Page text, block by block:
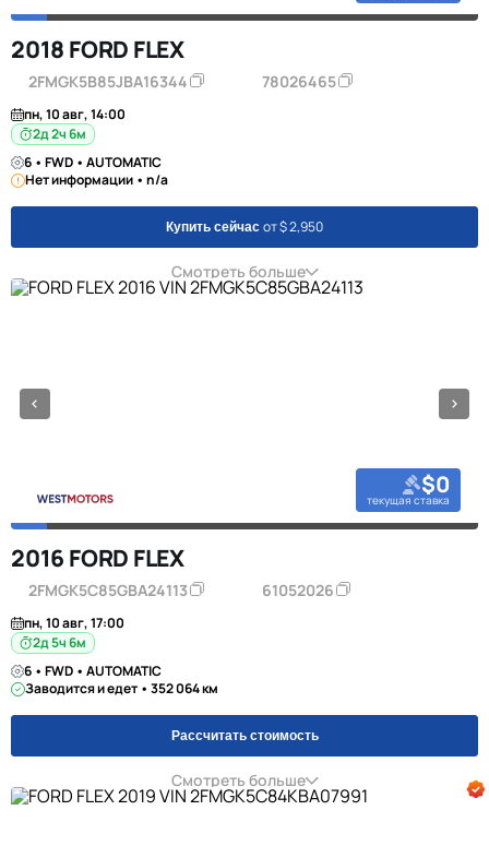
2018 FORD FLEX
2FMGK5B85JBA16344 78026465
пн, 10 авг, 14:00
2д 2ч 6м
6 • FWD • AUTOMATIC
Нет информации • n/a
Купить сейчас от $ 2,950
Смотреть больше
$0
текущая ставка
2016 FORD FLEX
2FMGK5C85GBA24113 61052026
пн, 10 авг, 17:00
2д 5ч 6м
6 • FWD • AUTOMATIC
Заводится и едет • 352 064 км
Рассчитать стоимость
Смотреть больше